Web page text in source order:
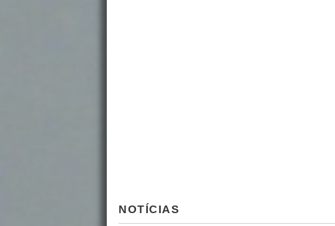
NOTÍCIAS